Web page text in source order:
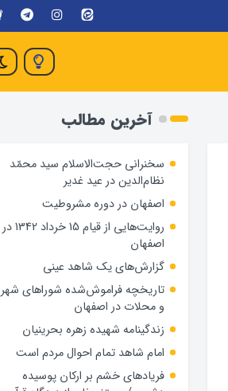
آخرین مطالب
سخنرانی حجت‌الاسلام سید محمّد
نظام‌الدین در عید غدیر
اصفهان در دوره مشروطیت
روایت‌هایی از قیام 15 خرداد 1342 در
اصفهان
گزارش‌های یک شاهد عینی
تاریخچه فراموش‌شده شوراهای شهر
و محلات در اصفهان
زندگینامه شهيده زهره بحرينيان
امام شاهد تمام احوال مردم است
فریادهای خشم بر ارکان پوسیده